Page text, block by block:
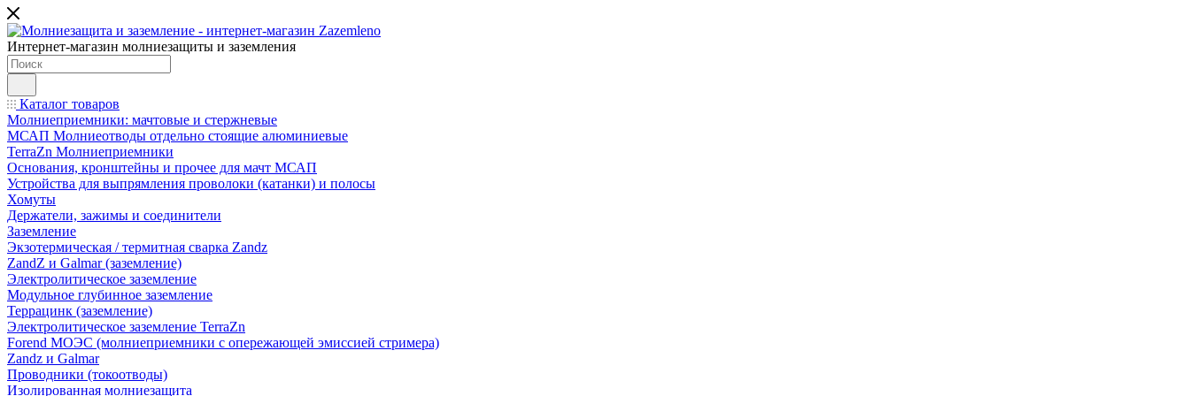
Интернет-магазин молниезащиты и заземления
Каталог товаров
Молниеприемники: мачтовые и стержневые
МСАП Молниеотводы отдельно стоящие алюминиевые
TerraZn Молниеприемники
Основания, кронштейны и прочее для мачт МСАП
Устройства для выпрямления проволоки (катанки) и полосы
Хомуты
Держатели, зажимы и соединители
Заземление
Экзотермическая / термитная сварка Zandz
ZandZ и Galmar (заземление)
Электролитическое заземление
Модульное глубинное заземление
Террацинк (заземление)
Электролитическое заземление TerraZn
Forend МОЭС (молниеприемники с опережающей эмиссией стримера)
Zandz и Galmar
Проводники (токоотводы)
Изолированная молниезащита